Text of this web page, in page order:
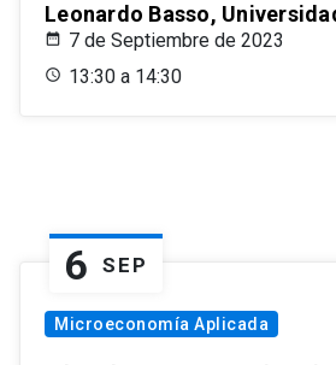
Leonardo Basso,
7 de Septiembre de 2023
13:30 a 14:30
6 SEP
Microeconomía Aplicada